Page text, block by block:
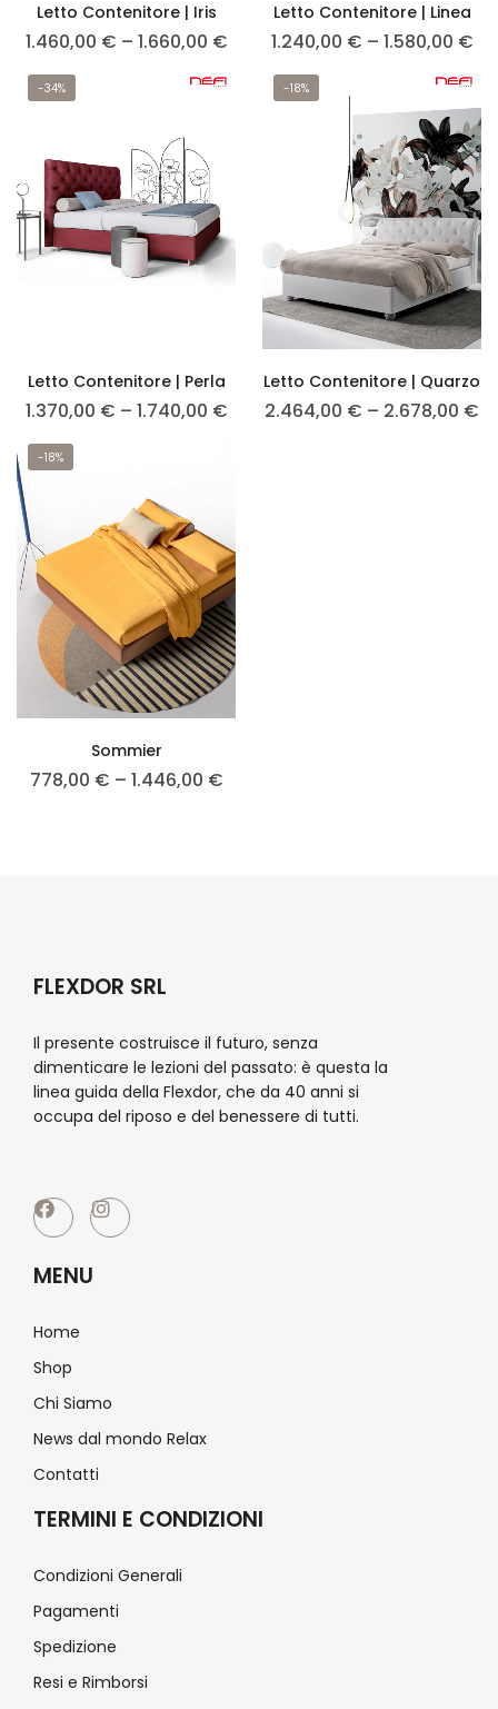
Letto Contenitore | Iris
1.460,00 € – 1.660,00 €
Letto Contenitore | Linea
1.240,00 € – 1.580,00 €
-34%
Letto Contenitore | Perla
1.370,00 € – 1.740,00 €
-18%
Letto Contenitore | Quarzo
2.464,00 € – 2.678,00 €
-18%
Sommier
778,00 € – 1.446,00 €
FLEXDOR SRL
Il presente costruisce il futuro, senza
dimenticare le lezioni del passato: è questa la
linea guida della Flexdor, che da 40 anni si
occupa del riposo e del benessere di tutti.
MENU
Home
Shop
Chi Siamo
News dal mondo Relax
Contatti
TERMINI E CONDIZIONI
Condizioni Generali
Pagamenti
Spedizione
Resi e Rimborsi